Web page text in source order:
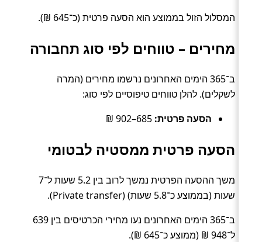
המסלול הזול בממוצע הוא הסעה פרטית (כ־645 ₪).
מחירים – טווחים לפי סוג תחבורה
ב־365 הימים האחרונים נרשמו מחירים (המרה
לשקלים). להלן טווחים טיפוסיים לפי סוג:
הסעה פרטית:
הסעה פרטית ממסטיה לבטומי
משך ההסעה הפרטית נמשך לרוב בין 5.2 שעות ל־7
שעות (בממוצע כ־5.8 שעות) (Private transfer).
ב־365 הימים האחרונים נעו מחירי הכרטיסים בין 639
ל־948 ₪ (ממוצע כ־645 ₪).